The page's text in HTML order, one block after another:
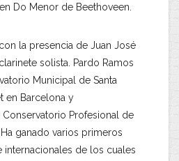
Do Menor de Beethoveen.
la presencia de Juan José
solista. Pardo Ramos
Municipal de Santa
en Barcelona y
Profesional de
ganado varios primeros
internacionales de los cuales